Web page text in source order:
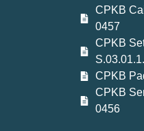
CPKB
0457
CPKB
CPKB
CPKB
0456